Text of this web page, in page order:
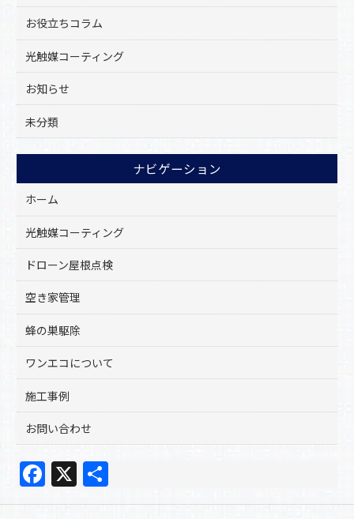
お役立ちコラム
光触媒コーティング
お知らせ
未分類
ナビゲーション
ホーム
光触媒コーティング
ドローン屋根点検
空き家管理
蜂の巣駆除
ワンエコについて
施工事例
お問い合わせ
F
a
X
有